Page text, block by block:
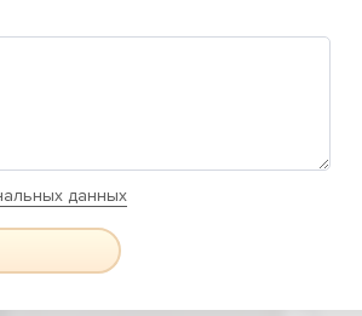
данных